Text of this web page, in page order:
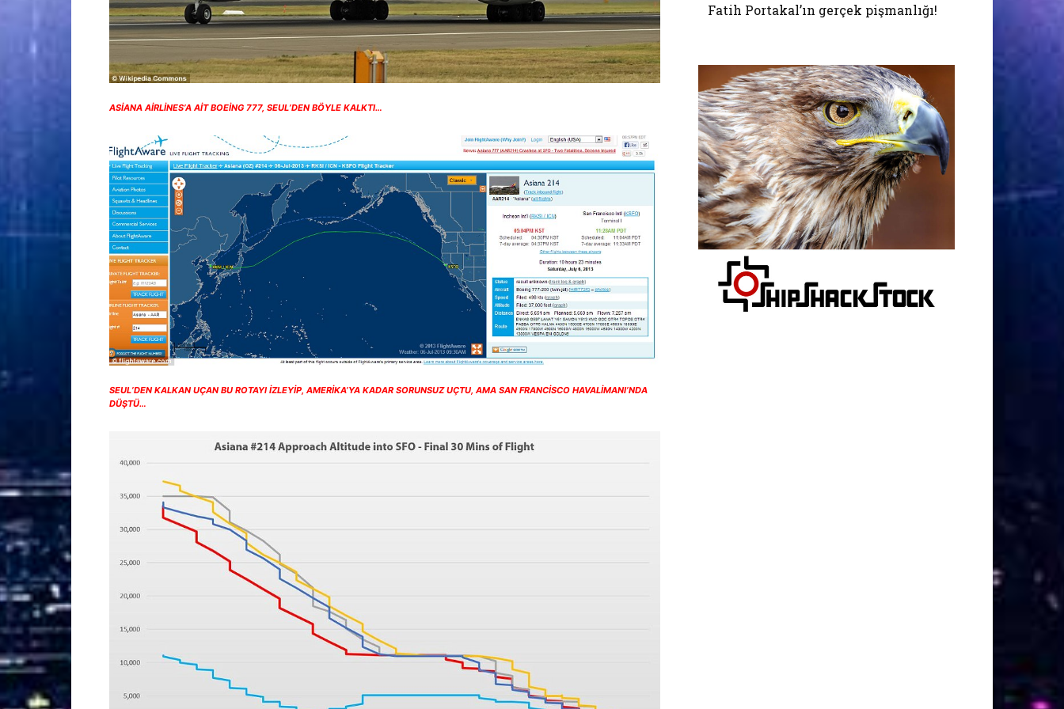
ASİANA AİRLİNES’A AİT BOEİNG 777, SEUL’DEN BÖYLE KALKTI…
SEUL’DEN KALKAN UÇAN BU ROTAYI İZLEYİP, AMERİKA’YA KADAR SORUNSUZ UÇTU, AMA SAN FRANCİSCO HAVALİMANI’NDA
DÜŞTÜ…
Fatih Portakal’ın gerçek pişmanlığı!